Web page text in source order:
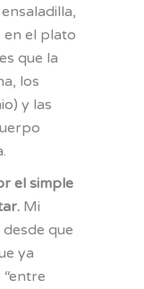
en el plato
que la
los
y las
el simple
Mi
que
ya